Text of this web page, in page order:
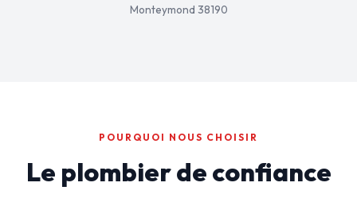
Monteymond 38190
POURQUOI NOUS CHOISIR
Le plombier de confiance